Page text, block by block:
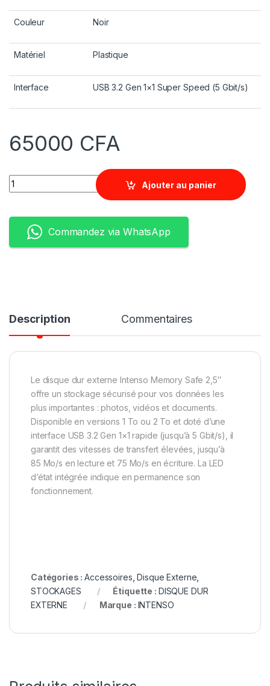
Couleur Noir
Matériel Plastique
Interface USB 3.2 Gen 1×1 Super Speed ​​(5 Gbit/s)
65000 CFA
Quantity
Ajouter au panier
Commandez via WhatsApp
Description Commentaires
Le disque dur externe Intenso Memory Safe 2,5″
offre un stockage sécurisé pour vos données les
plus importantes : photos, vidéos et documents.
Disponible en versions 1 To ou 2 To et doté d’une
interface USB 3.2 Gen 1×1 rapide (jusqu’à 5 Gbit/s), il
garantit des vitesses de transfert élevées, jusqu’à
85 Mo/s en lecture et 75 Mo/s en écriture. La LED
d’état intégrée indique en permanence son
fonctionnement.
Catégories :Accessoires ,Disque Externe
STOCKAGES
Étiquette : DISQUE DUR
EXTERNE
Marque : INTENSO